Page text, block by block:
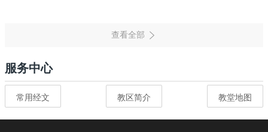
服务中心
常用经文 教区简介 教堂地图